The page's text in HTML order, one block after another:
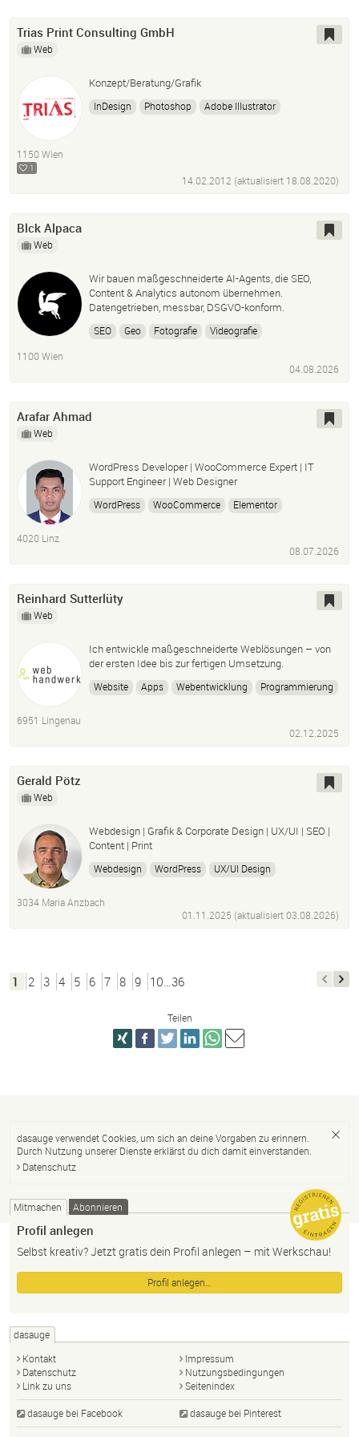
Trias Print Consulting GmbH
Web
Konzept/Beratung/Grafik
InDesign Photoshop
Adobe Illustrator
1150 Wien
1
14.02.2012 (aktualisiert 18.08.2020)
Blck Alpaca
Web
Wir bauen maßgeschneiderte AI-Agents, die SEO,
Content & Analytics autonom übernehmen.
Datengetrieben, messbar, DSGVO-konform.
SEO Geo Fotografie
Videografie
Website
1100 Wien
04.08.2026
Arafar Ahmad
Web
WordPress Developer | WooCommerce Expert | IT
Support Engineer | Web Designer
WordPress WooCommerce
Elementor
JavaScript
Website Migration
Speed Optimization
IT Support
Microsoft 365 Office 365
4020 Linz
08.07.2026
Reinhard Sutterlüty
Web
Ich entwickle maßgeschneiderte Weblösungen – von
der ersten Idee bis zur fertigen Umsetzung.
Website Apps Webentwicklung Programmierung
6951 Lingenau
02.12.2025
Gerald Pötz
Web
Webdesign | Grafik & Corporate Design | UX/UI | SEO |
Content | Print
Webdesign WordPress
UX/UI Design
InDesign
Content
SEO-Texte E-Mail-Marketing
Redaktion
3034 Maria Anzbach
01.11.2025 (aktualisiert03.08.2026)
1 2 3 4 5 6 7 8 9 10…36
Teilen
dasauge verwendet Cookies, um sich an deine Vorgaben zu erinnern.
Durch Nutzung unserer Dienste erklärst du dich damit einverstanden.
Datenschutz
Mitmachen Abonnieren
Profil anlegen
Selbst kreativ? Jetzt gratis dein Profil anlegen – mit Werkschau!
Profil anlegen…
dasauge
Kontakt
Impressum
Datenschutz
Nutzungsbedingungen
Link zu uns
Seitenindex
dasauge bei Facebook dasauge bei Pinterest